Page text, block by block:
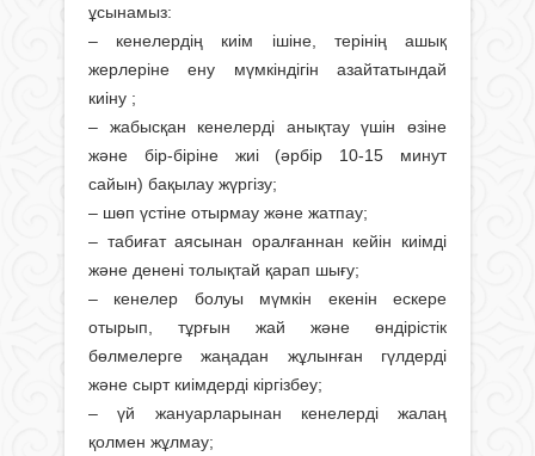
ұсынамыз:
– кенелердің киім ішіне, терінің ашық
жерлеріне ену мүмкіндігін азайтатындай
киіну ;
– жабысқан кенелерді анықтау үшін өзіне
және бір-біріне жиі (әрбір 10-15 минут
сайын) бақылау жүргізу;
– шөп үстіне отырмау және жатпау;
– табиғат аясынан оралғаннан кейін киімді
және денені толықтай қарап шығу;
– кенелер болуы мүмкін екенін ескере
отырып, тұрғын жай және өндірістік
бөлмелерге жаңадан жұлынған гүлдерді
және сырт киімдерді кіргізбеу;
– үй жануарларынан кенелерді жалаң
қолмен жұлмау;